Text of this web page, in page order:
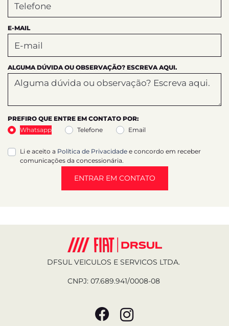
E-MAIL
ALGUMA DÚVIDA OU OBSERVAÇÃO? ESCREVA AQUI.
PREFIRO QUE ENTRE EM CONTATO POR:
Whatsapp
Telefone Email
Li e aceito a Política de Privacidade e concordo em receber
comunicações da concessionária.
ENTRAR EM CONTATO
DFSUL VEICULOS E SERVICOS LTDA.
CNPJ: 07.689.941/0008-08